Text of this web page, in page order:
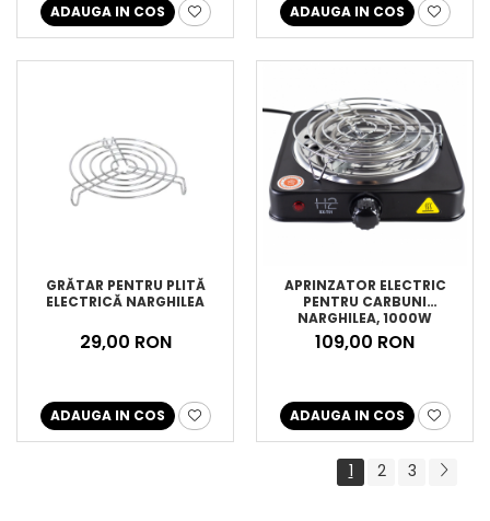
ADAUGA IN COS ADAUGA IN COS
GRĂTAR PENTRU PLITĂ
ELECTRICĂ NARGHILEA
29,00 RON
ADAUGA IN COS
APRINZATOR ELECTRIC
PENTRU CARBUNI
NARGHILEA, 1000W
109,00 RON
ADAUGA IN COS
1 2 3